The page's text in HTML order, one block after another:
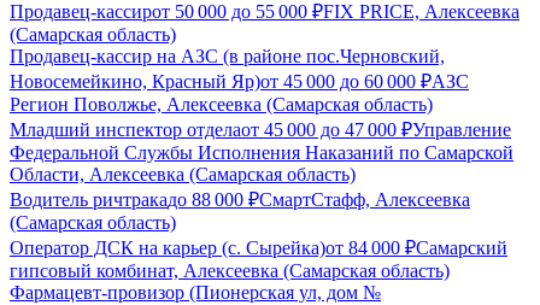
Продавец-кассирот 50 000 до 55 000 ₽FIX PRICE, Алексеевка
(Самарская область)
Продавец-кассир на АЗС (в районе пос.Черновский,
Новосемейкино, Красный Яр)от 45 000 до 60 000 ₽АЗС
Регион Поволжье, Алексеевка (Самарская область)
Младший инспектор отделаот 45 000 до 47 000 ₽Управление
Федеральной Службы Исполнения Наказаний по Самарской
Области, Алексеевка (Самарская область)
Водитель ричтракадо 88 000 ₽СмартСтафф, Алексеевка
(Самарская область)
Оператор ДСК на карьер (с. Сырейка)от 84 000 ₽Самарский
гипсовый комбинат, Алексеевка (Самарская область)
Фармацевт-провизор (Пионерская ул, дом №